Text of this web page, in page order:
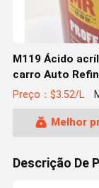
M119 Ácido
carro Auto
Preço：$3.52/L
Melhor
Descrição De